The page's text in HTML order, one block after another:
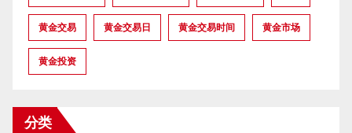
黄金交易 黄金交易日 黄金交易时间 黄金市场
黄金投资
分类